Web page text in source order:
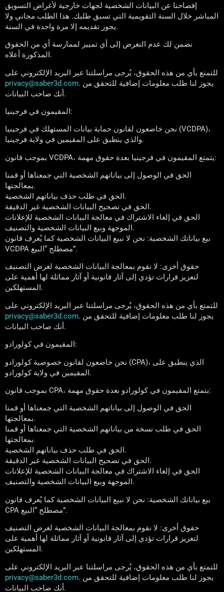
إفصاحنا عن البيانات الشخصية لجهات خارجية لأغراض التسويق
المباشر خلال السنة التقويمية التي تسبق طلبك. هذا الطلب مجاني ولا
يجوز تقديمه إلا مرة واحدة في السنة.
نضمن لك عدم التعرض إلى أي تمييز لممارسة أي من الحقوق
المذكورة أعلاه.
للتمتع بأي من هذه الحقوق، يُرجى مراسلتنا عبر البريد الإلكتروني على
privacy@saber3d.com. يجوز لنا طلب معلومات إضافية للتحقق من
أنك صاحب البيانات.
المقيمون في فرجينيا:
نحن خاضعون لقانون حماية بيانات المستهلك في فرجينيا (VCDPA)،
والذي ينطبق على المقيمين في ولاية فرجينيا.
بموجب قانون VCDPA، يتمتع المقيمون في فرجينيا بعدة حقوق مهمة:
الحق في الوصول إلى بياناتهم الشخصية التي جمعناها أو قمنا
بمعالجتها.
الحق في طلب حذف بياناتهم الشخصية.
الحق في تصحيح البيانات الشخصية غير الدقيقة.
الحق في إلغاء الاشتراك في معالجة البيانات الشخصية للإعلانات
الموجهة وبيع البيانات الشخصية والتصنيف.
بيع بياناتك الشخصية: نحن لا نبيع البيانات الشخصية كما يُعرف قانون
VCDPA مصطلح “البيع”.
حقوق أخرى: لا نقوم بمعالجة البيانات الشخصية لغرض التصنيف
لتعزيز قرارات تؤدي إلى آثار قانونية أو آثار مماثلة لها أهمية على
المستهلكين.
للتمتع بأي من هذه الحقوق، يُرجى مراسلتنا عبر البريد الإلكتروني على
privacy@saber3d.com. يجوز لنا طلب معلومات إضافية للتحقق من
أنك صاحب البيانات.
المقيمون في كولورادو:
نحن خاضعون لقانون خصوصية كولورادو (CPA)، الذي ينطبق على
المقيمين في ولاية كولورادو.
بموجب قانون CPA، يتمتع المقيمون في كولورادو بعدة حقوق مهمة:
الحق في الوصول إلى بياناتهم الشخصية التي جمعناها أو قمنا
بمعالجتها.
الحق في طلب نسخة من بياناتهم الشخصية التي جمعناها أو قمنا
بمعالجتها.
الحق في طلب حذف بياناتهم الشخصية.
الحق في تصحيح البيانات الشخصية غير الدقيقة.
الحق في إلغاء الاشتراك في معالجة البيانات الشخصية للإعلانات
الموجهة وبيع البيانات الشخصية والتصنيف.
بيع بياناتك الشخصية: نحن لا نبيع البيانات الشخصية كما يُعرف قانون
CPA مصطلح “البيع”.
حقوق أخرى: لا نقوم بمعالجة البيانات الشخصية لغرض التصنيف
لتعزيز قرارات تؤدي إلى آثار قانونية أو آثار مماثلة لها أهمية على
المستهلكين.
للتمتع بأي من هذه الحقوق، يُرجى مراسلتنا عبر البريد الإلكتروني على
privacy@saber3d.com. يجوز لنا طلب معلومات إضافية للتحقق من
أنك صاحب البيانات.